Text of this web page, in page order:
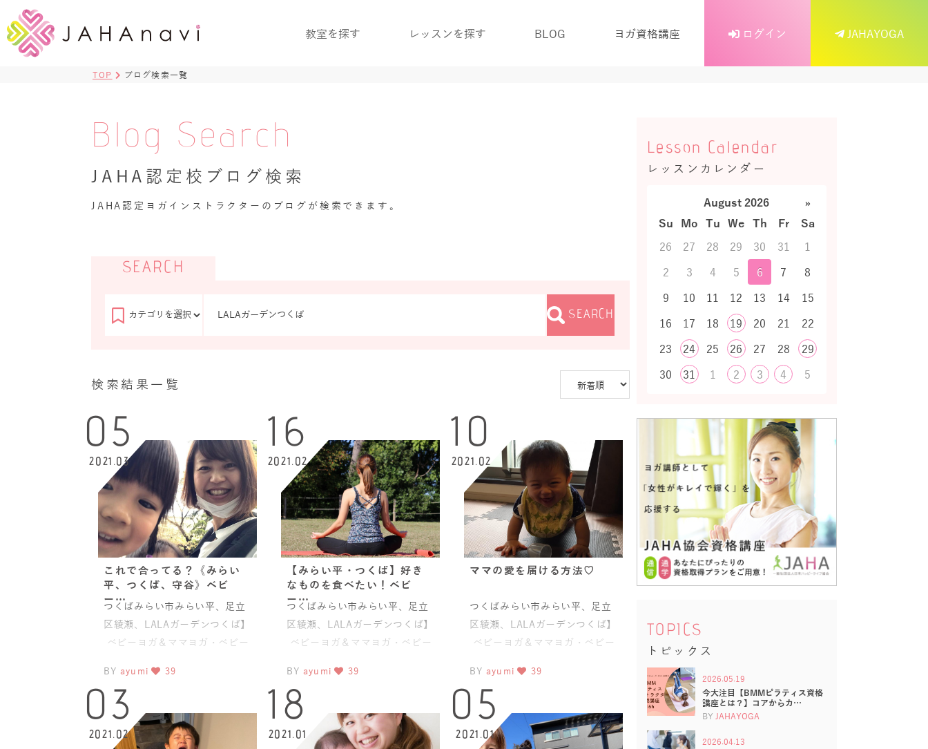
教室を探す レッスンを探す BLOG ヨガ資格講座 ログイン JAHAYOGA
TOP ブログ検索一覧
Blog Search
JAHA認定校ブログ検索
JAHA認定ヨガインストラクターのブログが検索できます。
SEARCH
SEARCH
検索結果一覧
05
2021.03
これで合ってる？《みらい
平、つくば、守谷》ベビ
ー…
つくばみらい市みらい平、足立
区綾瀬、LALAガーデンつくば】
ベビーヨガ＆ママヨガ・ベビー
BY ayumi 39
16
2021.02
【みらい平・つくば】好き
なものを食べたい！ベビ
ー…
つくばみらい市みらい平、足立
区綾瀬、LALAガーデンつくば】
ベビーヨガ＆ママヨガ・ベビー
BY ayumi 39
10
2021.02
ママの愛を届ける方法♡
つくばみらい市みらい平、足立
区綾瀬、LALAガーデンつくば】
ベビーヨガ＆ママヨガ・ベビー
BY ayumi 39
03
2021.02
18
2021.01
05
2021.01
Lesson Calendar
レッスンカレンダー
August 2026
»
Su
Mo Tu We Th Fr
Sa
26
27 28 29 30 31
1
2
3 4 5 6 7
8
9
10 11 12 13 14
15
16
17 18 19 20 21
22
23
24 25 26 27 28
29
30
31 1 2 3 4 5
TOPICS
トピックス
2026.05.19
今大注目【BMMピラティス資格
講座とは？】コアからカ…
BY JAHAYOGA
2026.04.13